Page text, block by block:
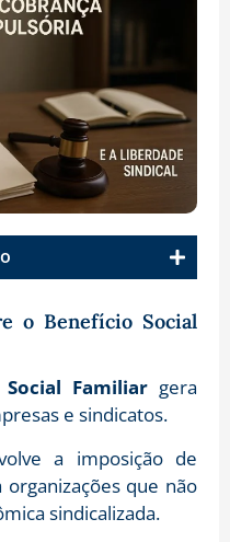
o Benefício Social
Familiar gera
e sindicatos.
a imposição de
que não
sindicalizada.